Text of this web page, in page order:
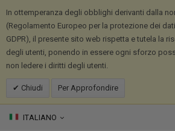
In ottemperanza degli obblighi derivanti dalla
(Regolamento Europeo per la protezione dei
GDPR), il presente sito web rispetta e tutela la
degli utenti, ponendo in essere ogni sforzo
non ledere i diritti degli utenti.
Chiudi Per Approfondire
ITALIANO